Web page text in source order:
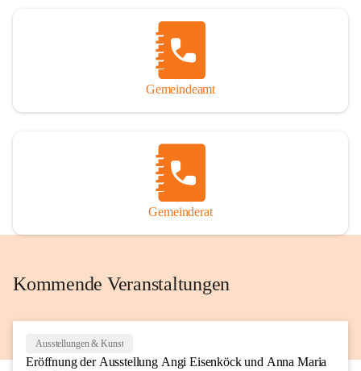
Gemeindeamt
Gemeinderat
Kommende Veranstaltungen
AUG
Ausstellungen & Kunst
Eröffnung der Ausstellung Angi Eisenköck und Anna Maria